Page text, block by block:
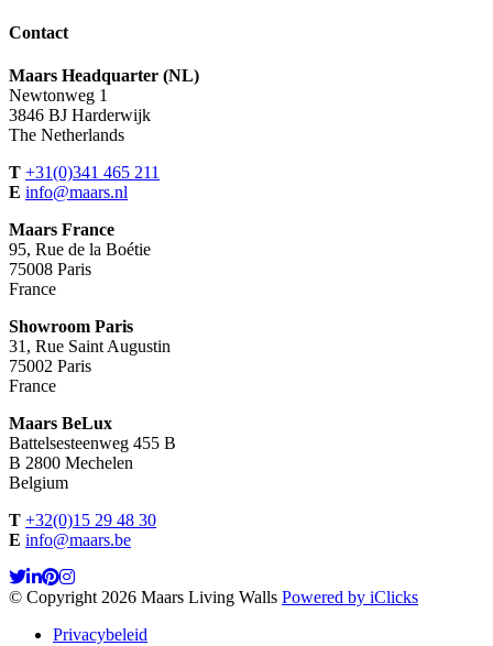
Contact
Maars Headquarter (NL)
Newtonweg 1
3846 BJ Harderwijk
The Netherlands
T +31(0)341 465 211
E info@maars.nl
Maars France
95, Rue de la Boétie
75008 Paris
France
Showroom Paris
31, Rue Saint Augustin
75002 Paris
France
Maars BeLux
Battelsesteenweg 455 B
B 2800 Mechelen
Belgium
T +32(0)15 29 48 30
E info@maars.be
© Copyright 2026 Maars Living Walls Powered by iClicks
Privacybeleid